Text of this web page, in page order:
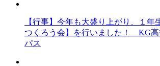
【行事】今年も大盛り上がり、１年
つくろう会】を行いました！ KG高
パス